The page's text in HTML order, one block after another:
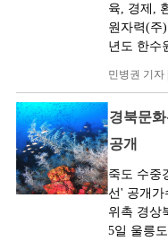
육, 경제,
원자력(주
년도 한수
민병권 기자
경북문
공개
죽도 수중
선' 공개가
위촉 경상
5일 울릉